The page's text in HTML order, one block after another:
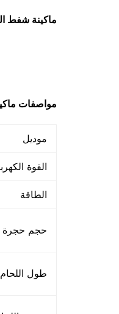
ماكينة شفط الهواء
مواصفات
موديل
القوة
الطاقة
حجم حجرة
طول اللحام